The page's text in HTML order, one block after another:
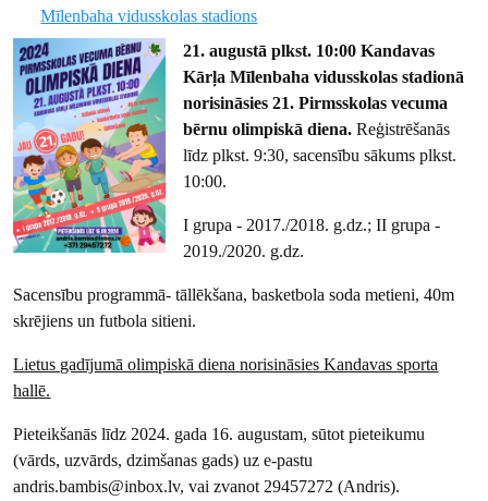
Mīlenbaha vidusskolas stadions
21. augustā plkst. 10:00 Kandavas
Kārļa Mīlenbaha vidusskolas stadionā
norisināsies 21. Pirmsskolas vecuma
bērnu olimpiskā diena.Reģistrēšanās
līdz plkst. 9:30, sacensību sākums plkst.
10:00.
I grupa - 2017./2018. g.dz.; II grupa -
2019./2020. g.dz.
Sacensību programmā- tāllēkšana, basketbola soda metieni, 40m
skrējiens un futbola sitieni.
Lietus gadījumā olimpiskā diena norisināsies Kandavas sporta
hallē.
Pieteikšanās līdz 2024. gada 16. augustam, sūtot pieteikumu
(vārds, uzvārds, dzimšanas gads) uz e-pastu
andris.bambis@inbox.lv, vai zvanot 29457272 (Andris).